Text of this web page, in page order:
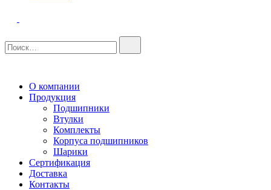
О компании
Продукция
Подшипники
Втулки
Комплекты
Корпуса подшипников
Шарики
Сертификация
Доставка
Контакты